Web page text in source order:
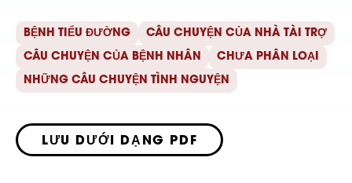
BỆNH TIỂU ĐƯỜNG
CÂU CHUYỆN CỦA NHÀ TÀI TRỢ
CÂU CHUYỆN CỦA BỆNH NHÂN
CHƯA PHÂN LOẠI
NHỮNG CÂU CHUYỆN TÌNH NGUYỆN
LƯU DƯỚI DẠNG PDF